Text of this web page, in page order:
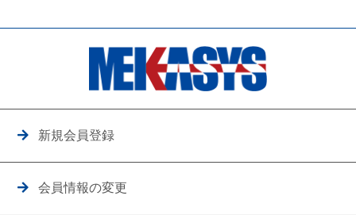
新規会員登録
会員情報の変更